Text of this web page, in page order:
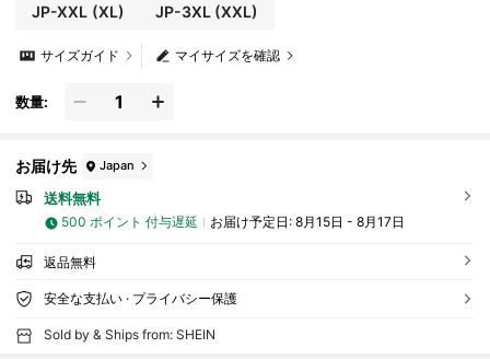
JP-XXL (XL) JP-3XL (XXL)
マイサイズを確認
サイズガイド
数量:
お届け先 Japan
送料無料
500 ポイント 付与遅延 お届け予定日: 8月15日 - 8月17日
返品無料
安全な支払い · プライバシー保護
Sold by & Ships from: SHEIN